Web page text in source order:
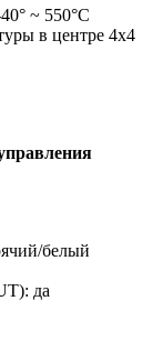
~ 550°C
в центре 4x4
белый
да